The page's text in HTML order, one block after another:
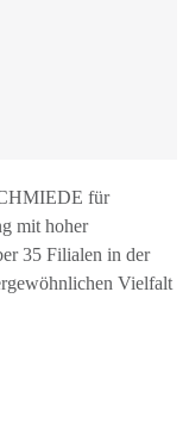
für
mit hoher
35 Filialen in der
Vielfalt